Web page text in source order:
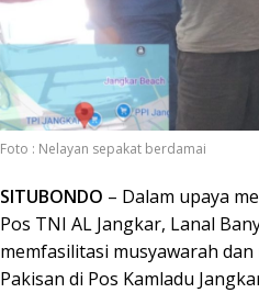
Foto : Nelayan sepakat berdamai
SITUBONDO – Dalam upaya
Pos TNI AL Jangkar, Lanal
memfasilitasi musyawarah
Pakisan di Pos Kamladu